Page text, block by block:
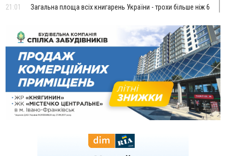
21:01
Загальна площа всіх книгарень України - трохи більше ніж 6
20:47
На "зебрі" у Франківську два мотоциклісти збили жінку
18:55
Прикарпаття серед лідерів за будівництвом новобудов і
рекордсмен за зростанням цін на житло
16:48
ВІДЕО Де безпечно купатися на Прикарпатті?
16:20
У Франківську дружина загиблого воїна створила
організацію «КОД 7'Я», аби підтримувати військових та їхні
сім'ї
15:57
У Коломиї на одній з вулиць встановлять комплекс
Війна забрала життя трьох воїнів з Прикарпаття
На Закарпатті викрили масштабну схему незаконного